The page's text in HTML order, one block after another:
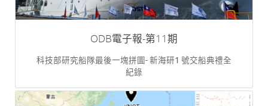
ODB電子報-第11期
科技部研究船隊最後一塊拼圖- 新海研1 號交船典禮全
紀錄